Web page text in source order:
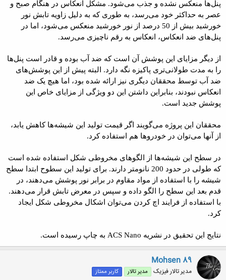
پنل‌ها منعکس نشده و جذب می‌شود. مشکل انعکاس در هنگام صبح و
عصر به حداکثر خود می‌رسد، به‌ طوری که به‌ دلیل زاویه تابش نور
خورشید بیش از 50 درصد از نور خورشید منعکس می‌شود، اما در
پنل‌های ضد انعکاس، انعکاس به رقم ناچیزی می‌رسد.
از دیگر مزایای این پوشش آن است که ضد آب بوده و قادر است پنل‌ها
را به‌ مدت طولانی‌تری پاکیزه نگه دارد. البته پیش از این پوشش‌های
ضد آب توسط محققان دیگری نیز ارائه شده بود، اما هیچ یک ضد
انعکاس نبودند، بنابراین داشتن این دو ویژگی از مزایای خاص این
پوشش جدید است.
محققان این پروژه می‌گویند اگر قیمت تولید این شیشه‌ها کاهش یابد،
از آنها می‌توان در خودروها هم استفاده کرد.
در سطح این شیشه‌ها از الگوهای مخروطی شکل استفاده شده است
که طولی در حدود 200 نانومتر دارند. برای تولید این سطوح ابتدا سطح
شیشه را با استفاده از مواد مقاوم در برابر نور پوشش می‌دهند، در
قدم بعد این سطح را الگو داده و سپس در معرض تابش قرار می‌دهند.
با استفاده از فرایند اچ کردن می‌توان اشکال مخروطی شکل ایجاد
کرد.
نتایج این تحقیق در نشریه ACS Nano به چاپ رسیده است.
Mohsen 89
مدیر تالار فیزیک مدیر تالار کاربر ممتاز